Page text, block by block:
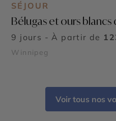
SÉJOUR
Bélugas et ours
9 jours - À partir de
Winnipeg
Voir tous nos